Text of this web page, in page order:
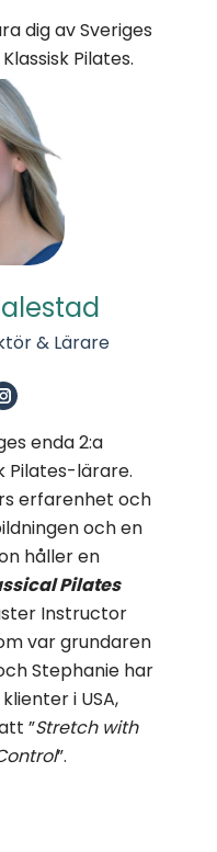
dig av Sveriges
Pilates.
& Lärare
enda 2:a
Pilates-lärare.
erfarenhet och
och en
håller en
Pilates
Instructor
var grundaren
Stephanie har
i USA,
”Stretch with
”.
Instagram